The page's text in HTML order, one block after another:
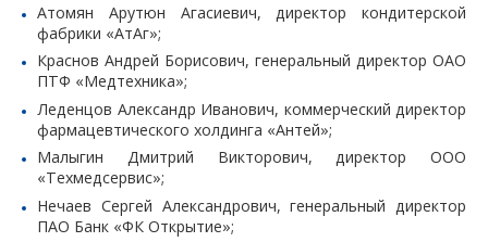
Атомян Арутюн Агасиевич, директор кондитерской
фабрики «АтАг»;
Краснов Андрей Борисович, генеральный директор ОАО
ПТФ «Медтехника»;
Леденцов Александр Иванович, коммерческий директор
фармацевтического холдинга «Антей»;
Малыгин Дмитрий Викторович, директор ООО
«Техмедсервис»;
Нечаев Сергей Александрович, генеральный директор
ПАО Банк «ФК Открытие»;